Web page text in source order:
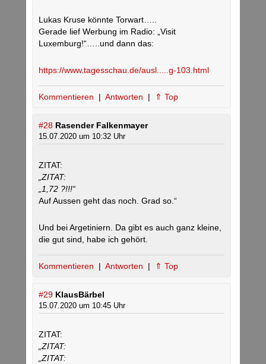
Lukas Kruse könnte Torwart…..
Gerade lief Werbung im Radio: „Visit
Luxemburg!“…..und dann das:
https://www.tagesschau.de/ausl.....g-103.html
Kommentieren | Antworten | ⇑ Top
#28 Rasender Falkenmayer
15.07.2020 um 10:32 Uhr
ZITAT:
„ZITAT:
„1,72 ?!!!“
Auf Aussen geht das noch. Grad so.“
Und bei Argetiniern. Da gibt es auch ganz kleine,
die gut sind, habe ich gehört.
Kommentieren | Antworten | ⇑ Top
#29 KlausBärbel
15.07.2020 um 10:45 Uhr
ZITAT:
„ZITAT:
„ZITAT: